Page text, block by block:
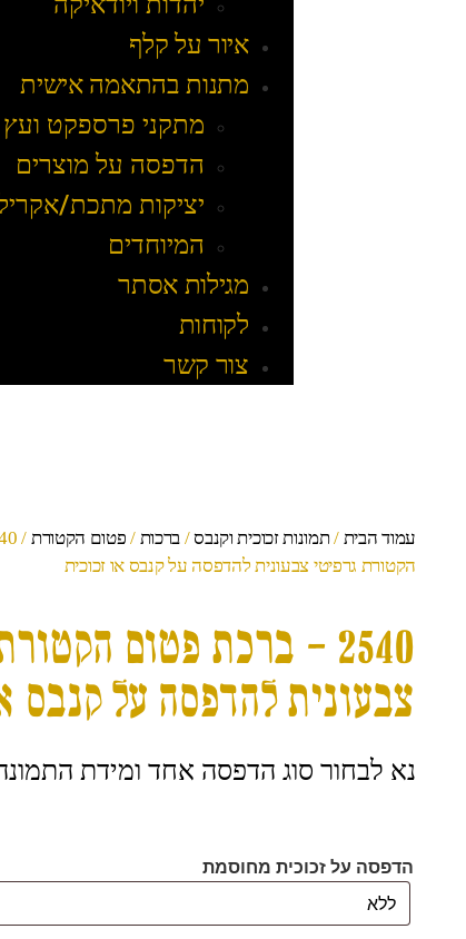
איור על קלף
מתנות בהתאמה אישית
מתקני פרספקט ועץ
הדפסה על מוצרים
יציקות מתכת/
המיוחדים
מגילות אסתר
לקוחות
צור קשר
עמוד הבית /תמונות זכוכית וקנבס/ ברכות / פטום הקטורת
הקטורת גרפיטי צבעונית להדפסה על קנבס או זכוכית
2540 – ברכת פטום
צבעונית להדפסה על קנבס
נא לבחור סוג הדפסה אחד ומידת
הדפסה על זכוכית מחוסמת